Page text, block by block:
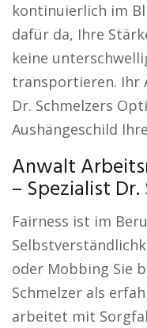
kontinuierlich im
dafür da, Ihre
keine
transportieren. Ihr
Dr. Schmelzers
Aushängeschild
Anwalt
– Spezialist
Fairness ist im
oder Mobbing Sie
Schmelzer als
arbeitet mit